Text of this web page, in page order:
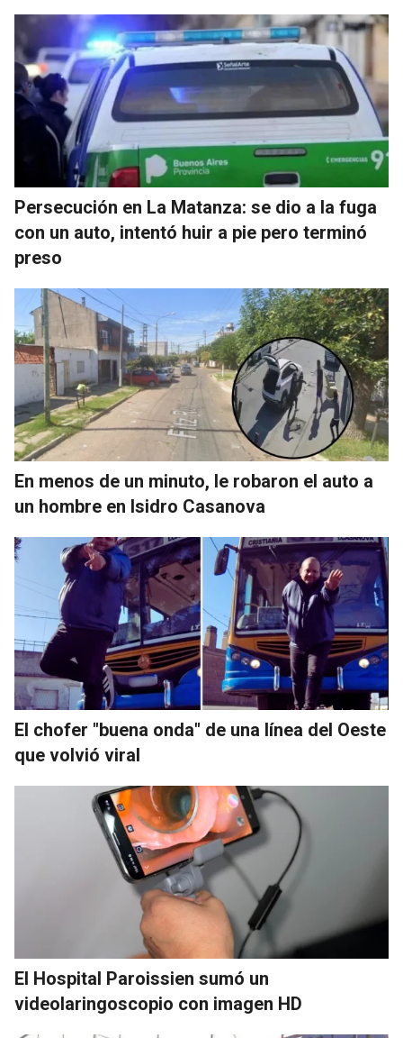
Persecución en La Matanza: se dio a la fuga
con un auto, intentó huir a pie pero terminó
preso
En menos de un minuto, le robaron el auto a
un hombre en Isidro Casanova
El chofer "buena onda" de una línea del Oeste
que volvió viral
El Hospital Paroissien sumó un
videolaringoscopio con imagen HD